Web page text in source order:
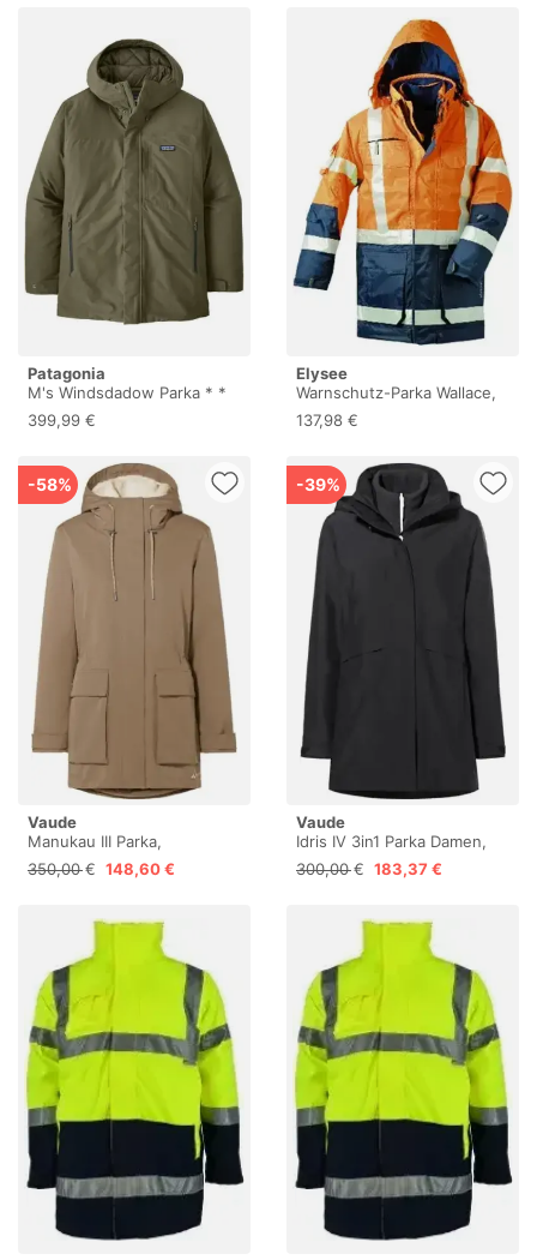
Patagonia
M's Windsdadow Parka * *
M
399,99 €
Elysee
Warnschutz-Parka Wallace,
Warn-Orange/marine-Blau,
Größe L
137,98 €
-58%
Vaude
Manukau III Parka,
wasserdicht – Oat – Gr. 44
350,00 € 148,60 €
-39%
Vaude
Idris IV 3in1 Parka Damen,
wasserdicht, 46
300,00 € 183,37 €